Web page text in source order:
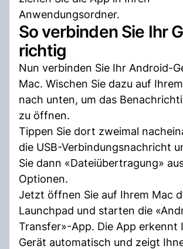
Anwendungsordner.
So verbinden Sie Ihr
richtig
Nun verbinden Sie Ihr Android-
Mac. Wischen Sie dazu auf
nach unten, um das
zu öffnen.
Tippen Sie dort zweimal
die USB-Verbindungsnachricht
Sie dann «Dateiübertragung»
Optionen.
Jetzt öffnen Sie auf Ihrem Mac
Launchpad und starten die
Transfer»-App. Die App erkennt
Gerät automatisch und zeigt